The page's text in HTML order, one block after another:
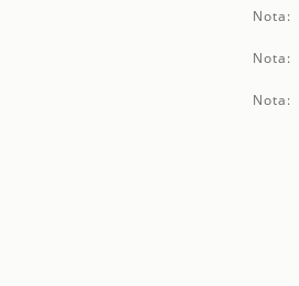
Nota:
Nota:
Nota: